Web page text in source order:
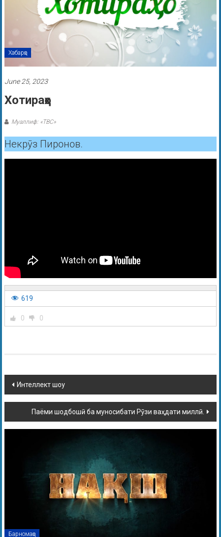
Хабарҳо
June 25, 2023
Хотираҳо
Муаллиф: «ТВС»
Некрӯз Пиронов.
619
0 0
Интеллект шоу
Паёми шодбошӣ ба муносибати Рӯзи ваҳдати миллӣ.
Барномаҳо